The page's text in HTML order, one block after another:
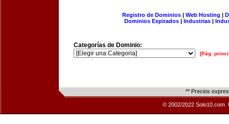
Registro de Dominios| Web Hosting |
Dominios Expirados | Industrias |
Categorías de Dominio:
[Pág.
** Precios
© 2002/2022 Solo10.com